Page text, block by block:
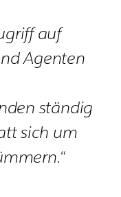
auf
Agenten
ständig
sich um